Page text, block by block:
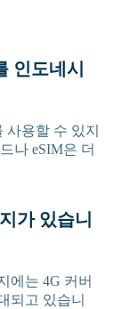
인도네시
용할 수 있지
나 eSIM은 더
가 있습니
에는 4G 커버
되고 있습니